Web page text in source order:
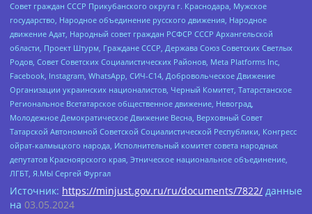
Совет граждан СССР Прикубанского округа г. Краснодара, Мужское
государство, Народное объединение русского движения, Народное
движение Адат, Народный совет граждан РСФСР СССР Архангельской
области, Проект Штурм, Граждане СССР, Держава Союз Советских Светлых
Родов, Совет Советских Социалистических Районов, Meta Platforms Inc,
Facebook, Instagram, WhatsApp, СИЧ-С14, Добровольческое Движение
Организации украинских националистов, Черный Комитет, Татарстанское
Региональное Всетатарское общественное движение, Невоград,
Молодежное Демократическое Движение Весна, Верховный Совет
Татарской Автономной Советской Социалистической Республики, Конгресс
ойрат-калмыцкого народа, Исполнительный комитет совета народных
депутатов Красноярского края, Этническое национальное объединение,
ЛГБТ, Я.МЫ Сергей Фургал
Источник: https://minjust.gov.ru/ru/documents/7822/ данные
на 03.05.2024